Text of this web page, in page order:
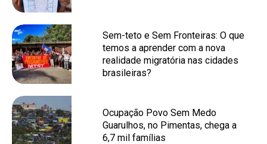
Sem-teto e Sem Fronteiras: O que
temos a aprender com a nova
realidade migratória nas cidades
brasileiras?
Ocupação Povo Sem Medo
Guarulhos, no Pimentas, chega a
6,7 mil famílias